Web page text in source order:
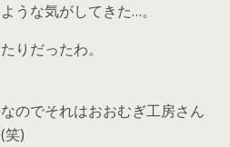
うな気がしてきた…。
りだったわ。
のでそれはおおむぎ工房さん
笑)